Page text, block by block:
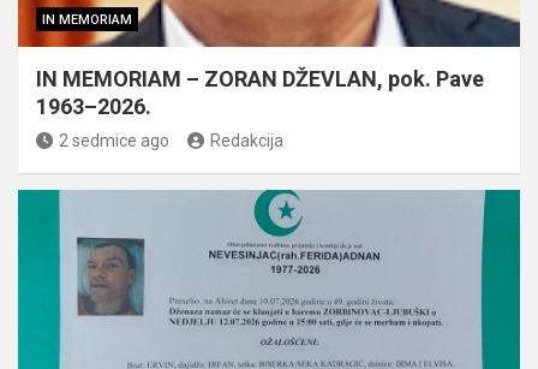
IN MEMORIAM
IN MEMORIAM – ZORAN DŽEVLAN, pok. Pave
1963–2026.
2 sedmice ago Redakcija